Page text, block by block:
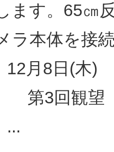
ます。65㎝
ラ本体を接
12月8日(木)
望
...